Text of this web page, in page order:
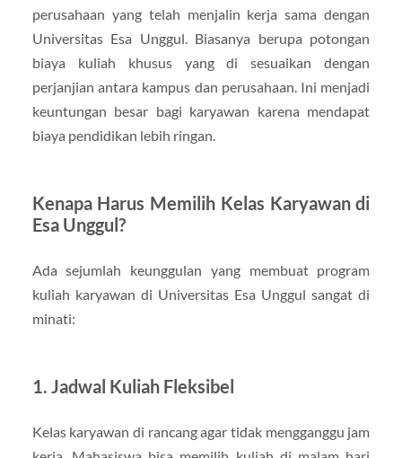
perusahaan yang telah menjalin kerja sama dengan
Universitas Esa Unggul. Biasanya berupa potongan
biaya kuliah khusus yang di sesuaikan dengan
perjanjian antara kampus dan perusahaan. Ini menjadi
keuntungan besar bagi karyawan karena mendapat
biaya pendidikan lebih ringan.
Kenapa Harus Memilih Kelas Karyawan di
Esa Unggul?
Ada sejumlah keunggulan yang membuat program
kuliah karyawan di Universitas Esa Unggul sangat di
minati:
1. Jadwal Kuliah Fleksibel
Kelas karyawan di rancang agar tidak mengganggu jam